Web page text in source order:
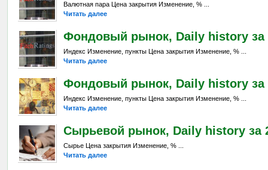
Валютная пара Цена закрытия Изменение, % ...
Читать далее
Фондовый рынок, Daily history за
Индекс Изменение, пункты Цена закрытия Изменение, % ...
Читать далее
Фондовый рынок, Daily history за
Индекс Изменение, пункты Цена закрытия Изменение, % ...
Читать далее
Сырьевой рынок, Daily history за
Сырье Цена закрытия Изменение, % ...
Читать далее